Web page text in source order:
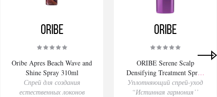
Oribe
Oribe Apres Beach Wave and
Shine Spray 310ml
Спрей для создания
естественных локонов
Oribe
ORIBE Serene Scalp
Densifying Treatment Spray
125ml
Уплотняющий спрей-уход
“Истинная гармония’’